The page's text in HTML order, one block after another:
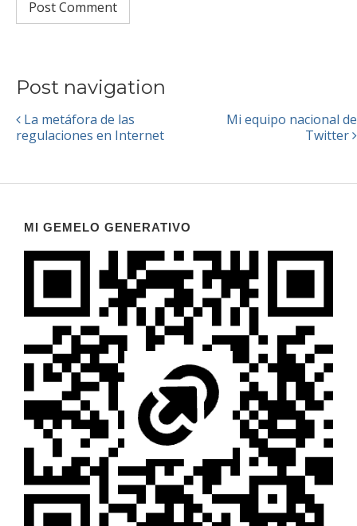
Post navigation
La metáfora de las
regulaciones en Internet
Mi equipo nacional de
Twitter
MI GEMELO GENERATIVO